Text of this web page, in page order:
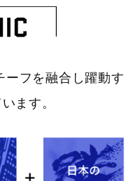
ーフを融合し躍動す
ます。